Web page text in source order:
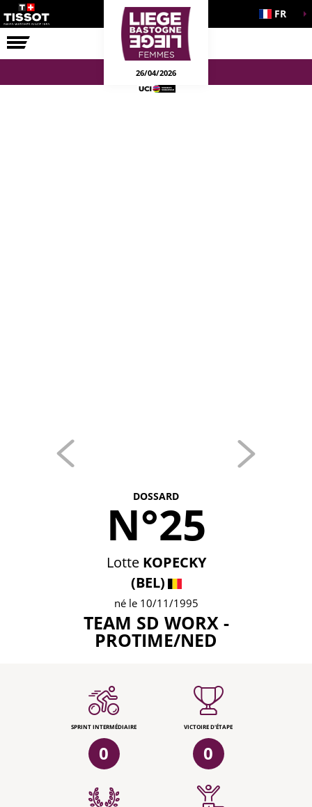
COURSE FR
26/04/2026
DOSSARD
N°25
Lotte KOPECKY
(BEL)
né le 10/11/1995
TEAM SD WORX -
PROTIME/NED
SPRINT INTERMÉDIAIRE
0
VICTOIRE D'ÉTAPE
0